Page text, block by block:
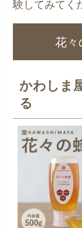
験してみてく
花々
かわしま
る